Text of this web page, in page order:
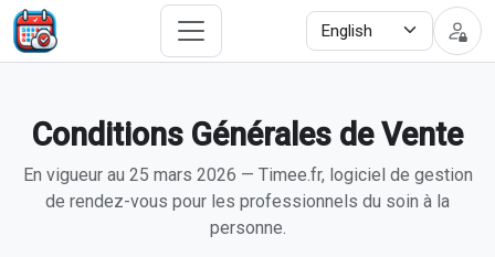
Conditions Générales de Vente
En vigueur au 25 mars 2026 — Timee.fr, logiciel de gestion
de rendez-vous pour les professionnels du soin à la
personne.